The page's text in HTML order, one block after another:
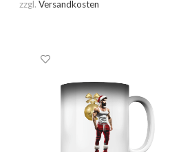
zzgl. Versandkosten